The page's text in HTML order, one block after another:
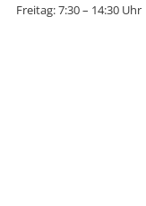
Freitag: 7:30 – 14:30 Uhr